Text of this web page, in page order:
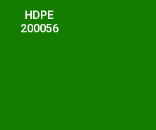
HDPE
200056